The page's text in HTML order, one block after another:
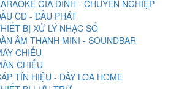
GIA ĐÌNH - CHUYÊN NGHIỆP
CD - ĐẦU PHÁT
BỊ XỬ LÝ NHẠC SỐ
ÂM THANH MINI - SOUNDBAR
CHIẾU
CHIẾU
TÍN HIỆU - DÂY LOA HOME